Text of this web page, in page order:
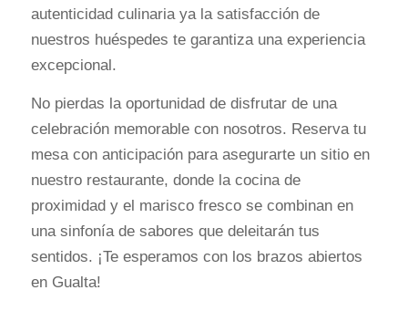
autenticidad culinaria ya la satisfacción de
nuestros huéspedes te garantiza una experiencia
excepcional.
No pierdas la oportunidad de disfrutar de una
celebración memorable con nosotros. Reserva tu
mesa con anticipación para asegurarte un sitio en
nuestro restaurante, donde la cocina de
proximidad y el marisco fresco se combinan en
una sinfonía de sabores que deleitarán tus
sentidos. ¡Te esperamos con los brazos abiertos
en Gualta!